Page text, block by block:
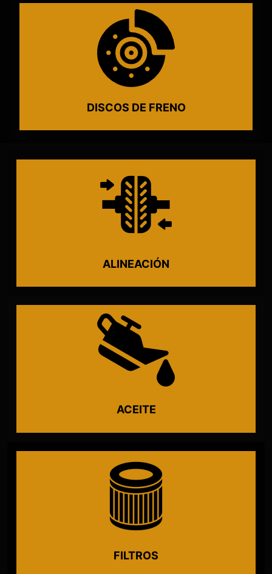
DISCOS DE FRENO
ALINEACIÓN
ACEITE
FILTROS